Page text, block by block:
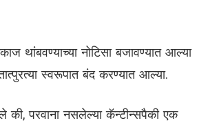
थांबवण्याच्या नोटिसा बजावण्यात आल्या
स्वरूपात बंद करण्यात आल्या.
की, परवाना नसलेल्या कॅन्टीन्सपैकी एक